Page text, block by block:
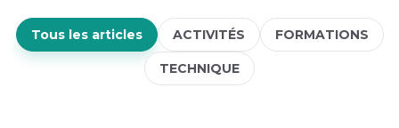
Tous les articles ACTIVITÉS FORMATIONS
TECHNIQUE